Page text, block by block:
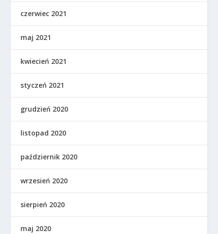
czerwiec 2021
maj 2021
kwiecień 2021
styczeń 2021
grudzień 2020
listopad 2020
październik 2020
wrzesień 2020
sierpień 2020
maj 2020